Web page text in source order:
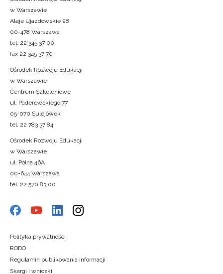
w Warszawie
Aleje Ujazdowskie 28
00-478 Warszawa
tel. 22 345 37 00
fax 22 345 37 70
Ośrodek Rozwoju Edukacji
w Warszawie
Centrum Szkoleniowe
ul. Paderewskiego 77
05-070 Sulejówek
tel. 22 783 37 84
Ośrodek Rozwoju Edukacji
w Warszawie
ul. Polna 46A
00-644 Warszawa
tel. 22 570 83 00
Polityka prywatności
RODO
Regulamin publikowania informacji
Skargi i wnioski